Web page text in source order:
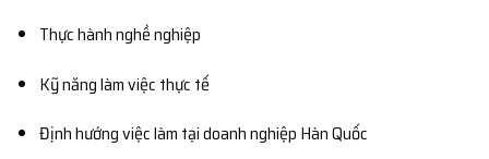
Thực hành nghề nghiệp
Kỹ năng làm việc thực tế
Định hướng việc làm tại doanh nghiệp Hàn Quốc